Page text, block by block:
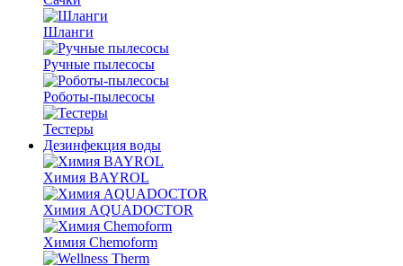
Шланги
Ручные пылесосы
Роботы-пылесосы
Тестеры
Дезинфекция воды
Химия BAYROL
Химия AQUADOCTOR
Химия Chemoform